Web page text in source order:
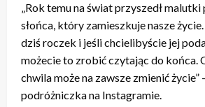
„Rok temu na świat przyszedł
słońca, który zamieszkuje nasze
dziś roczek i jeśli chcielibyście jej
możecie to zrobić czytając do końca.
chwila może na zawsze zmienić życie”
podróżniczka na Instagramie.